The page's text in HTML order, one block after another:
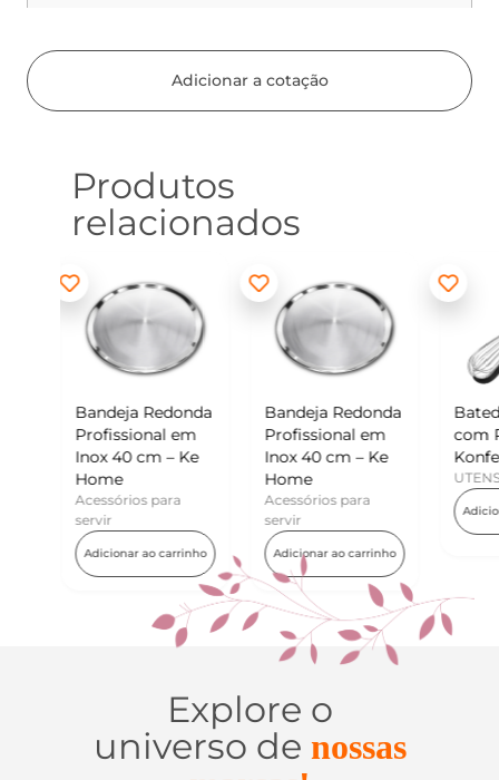
Adicionar a cotação
Produtos
relacionados
Bandeja Redonda
Profissional em
Inox 40 cm – Ke
Home
Acessórios para
servir
Adicionar ao carrinho
Batedor de Ovos
com Raspador –
Konfektt
UTENSÍLIOS
Adicionar ao carrinho
Explore o
universo de nossas